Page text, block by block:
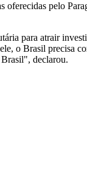
pelo
para atrair
o Brasil precisa
declarou.